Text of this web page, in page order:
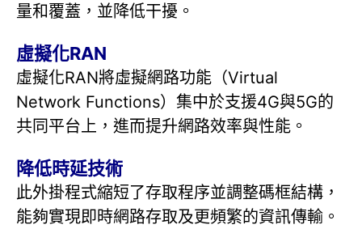
量和覆蓋，並降低干擾。
虛擬化RAN
虛擬化RAN將虛擬網路功能（Virtual
Network Functions）集中於支援4G與5G的
共同平台上，進而提升網路效率與性能。
降低時延技術
此外掛程式縮短了存取程序並調整碼框結構，
能夠實現即時網路存取及更頻繁的資訊傳輸。